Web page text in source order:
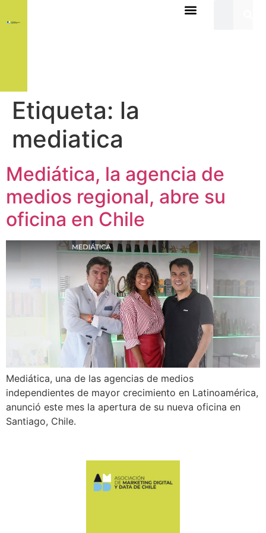
Etiqueta: la
mediatica
Mediática, la agencia de
medios regional, abre su
oficina en Chile
Mediática, una de las agencias de medios
independientes de mayor crecimiento en Latinoamérica,
anunció este mes la apertura de su nueva oficina en
Santiago, Chile.